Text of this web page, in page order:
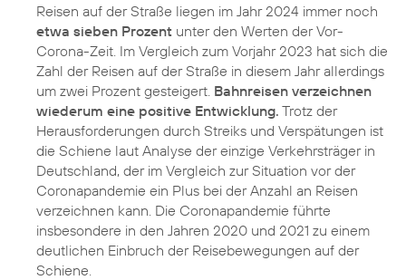
Reisen auf der Straße liegen im Jahr 2024 immer noch
etwa sieben Prozent unter den Werten der Vor-
Corona-Zeit. Im Vergleich zum Vorjahr 2023 hat sich die
Zahl der Reisen auf der Straße in diesem Jahr allerdings
um zwei Prozent gesteigert. Bahnreisen verzeichnen
wiederum eine positive Entwicklung. Trotz der
Herausforderungen durch Streiks und Verspätungen ist
die Schiene laut Analyse der einzige Verkehrsträger in
Deutschland, der im Vergleich zur Situation vor der
Coronapandemie ein Plus bei der Anzahl an Reisen
verzeichnen kann. Die Coronapandemie führte
insbesondere in den Jahren 2020 und 2021 zu einem
deutlichen Einbruch der Reisebewegungen auf der
Schiene.